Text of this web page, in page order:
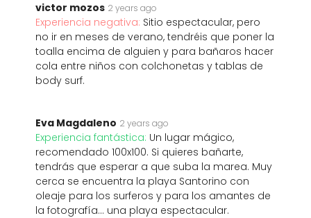
victor mozos 2 years ago
Experiencia negativa: Sitio espectacular, pero
no ir en meses de verano, tendréis que poner la
toalla encima de alguien y para bañaros hacer
cola entre niños con colchonetas y tablas de
body surf.
Eva Magdaleno 2 years ago
Experiencia fantástica: Un lugar mágico,
recomendado 100x100. Si quieres bañarte,
tendrás que esperar a que suba la marea. Muy
cerca se encuentra la playa Santorino con
oleaje para los surferos y para los amantes de
la fotografía... una playa espectacular.